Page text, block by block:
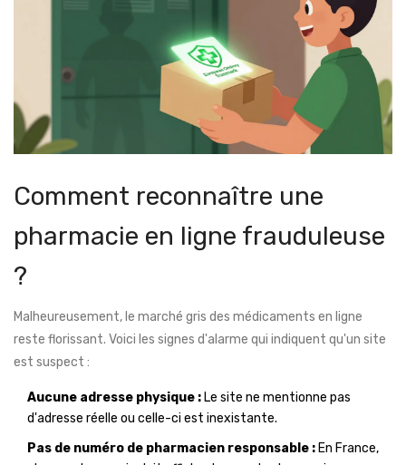
Comment reconnaître une
pharmacie en ligne frauduleuse
?
Malheureusement, le marché gris des médicaments en ligne
reste florissant. Voici les signes d'alarme qui indiquent qu'un site
est suspect :
Aucune adresse physique : Le site ne mentionne pas
d'adresse réelle ou celle-ci est inexistante.
Pas de numéro de pharmacien responsable : En France,